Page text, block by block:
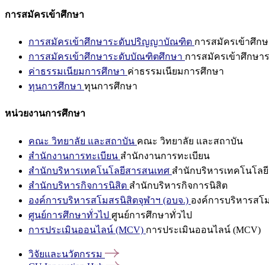
การสมัครเข้าศึกษา
การสมัครเข้าศึกษาระดับปริญญาบัณฑิต การสมัครเข้าศึ
การสมัครเข้าศึกษาระดับบัณฑิตศึกษา การสมัครเข้าศึกษ
ค่าธรรมเนียมการศึกษา ค่าธรรมเนียมการศึกษา
ทุนการศึกษา ทุนการศึกษา
หน่วยงานการศึกษา
คณะ วิทยาลัย และสถาบัน คณะ วิทยาลัย และสถาบัน
สำนักงานการทะเบียน สำนักงานการทะเบียน
สำนักบริหารเทคโนโลยีสารสนเทศ สำนักบริหารเทคโนโล
สำนักบริหารกิจการนิสิต สำนักบริหารกิจการนิสิต
องค์การบริหารสโมสรนิสิตจุฬาฯ (อบจ.) องค์การบริหารสโ
ศูนย์การศึกษาทั่วไป ศูนย์การศึกษาทั่วไป
การประเมินออนไลน์ (MCV) การประเมินออนไลน์ (MCV)
วิจัยและนวัตกรรม